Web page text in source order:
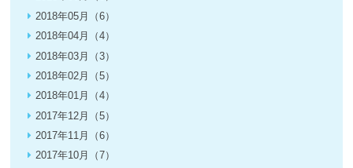
2018年05月（6）
2018年04月（4）
2018年03月（3）
2018年02月（5）
2018年01月（4）
2017年12月（5）
2017年11月（6）
2017年10月（7）